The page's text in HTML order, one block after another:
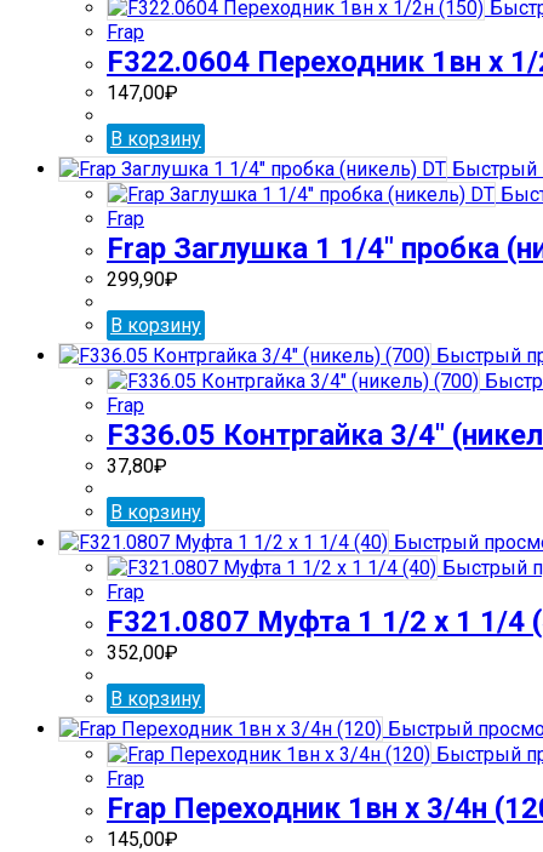
Frap
F322.0604 Переходник 1вн х
147,00₽
В корзину
Быстрый
Frap
Frap Заглушка 1 1/4″ пробка
299,90₽
В корзину
Быстрый
Frap
F336.05 Контргайка 3/4″
37,80₽
В корзину
Быстрый
Быстрый
Frap
F321.0807 Муфта 1 1/2 х 1 1/4
352,00₽
В корзину
Быстрый
Быстрый
Frap
Frap Переходник 1вн х 3/4н
145,00₽